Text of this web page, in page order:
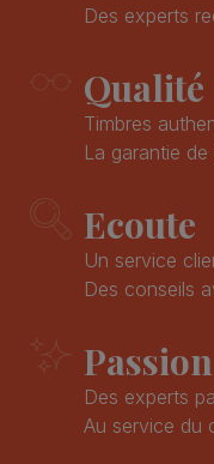
Des experts
Qualité
Timbres
La garantie
Ecoute
Un service
Des conseils
Passion
Des experts
Au service du